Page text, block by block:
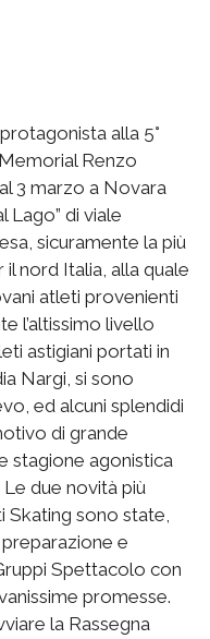
alla 5°
Renzo
3 marzo a Novara
Lago” di viale
sicuramente la più
nord Italia, alla quale
atleti provenienti
l’altissimo livello
astigiani portati in
Nargi, si sono
ed alcuni splendidi
di grande
stagione agonistica
Le due novità più
Skating sono state,
e
Spettacolo con
promesse.
la Rassegna